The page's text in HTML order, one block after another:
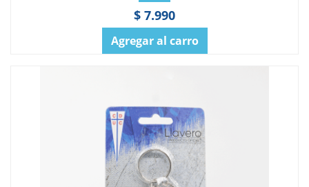
$ 7.990
Agregar al carro